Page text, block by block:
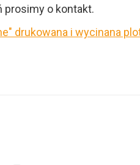
prosimy o kontakt.